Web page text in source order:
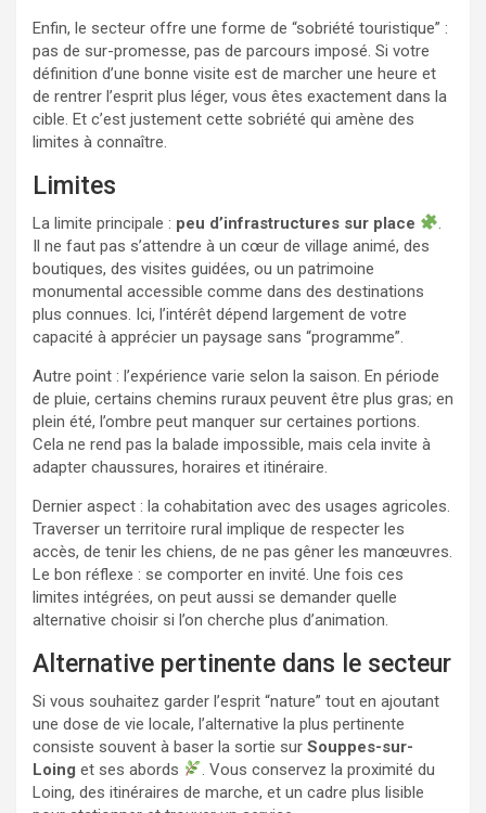
Enfin, le secteur offre une forme de “sobriété touristique” :
pas de sur-promesse, pas de parcours imposé. Si votre
définition d’une bonne visite est de marcher une heure et
de rentrer l’esprit plus léger, vous êtes exactement dans la
cible. Et c’est justement cette sobriété qui amène des
limites à connaître.
Limites
La limite principale : peu d’infrastructures sur place
.
Il ne faut pas s’attendre à un cœur de village animé, des
boutiques, des visites guidées, ou un patrimoine
monumental accessible comme dans des destinations
plus connues. Ici, l’intérêt dépend largement de votre
capacité à apprécier un paysage sans “programme”.
Autre point : l’expérience varie selon la saison. En période
de pluie, certains chemins ruraux peuvent être plus gras; en
plein été, l’ombre peut manquer sur certaines portions.
Cela ne rend pas la balade impossible, mais cela invite à
adapter chaussures, horaires et itinéraire.
Dernier aspect : la cohabitation avec des usages agricoles.
Traverser un territoire rural implique de respecter les
accès, de tenir les chiens, de ne pas gêner les manœuvres.
Le bon réflexe : se comporter en invité. Une fois ces
limites intégrées, on peut aussi se demander quelle
alternative choisir si l’on cherche plus d’animation.
Alternative pertinente dans le secteur
Si vous souhaitez garder l’esprit “nature” tout en ajoutant
une dose de vie locale, l’alternative la plus pertinente
consiste souvent à baser la sortie sur Souppes-sur-
Loing et ses abords
. Vous conservez la proximité du
Loing, des itinéraires de marche, et un cadre plus lisible